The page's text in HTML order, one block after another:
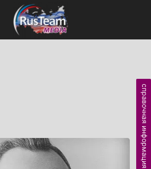
справочная информация